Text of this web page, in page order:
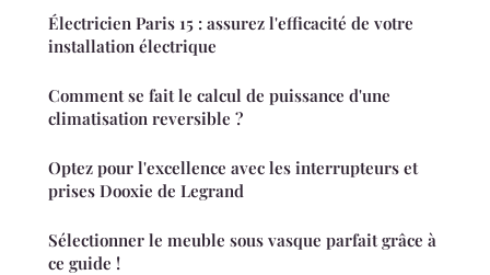
Électricien Paris 15 : assurez l'efficacité de votre
installation électrique
Comment se fait le calcul de puissance d'une
climatisation reversible ?
Optez pour l'excellence avec les interrupteurs et
prises Dooxie de Legrand
Sélectionner le meuble sous vasque parfait grâce à
ce guide !